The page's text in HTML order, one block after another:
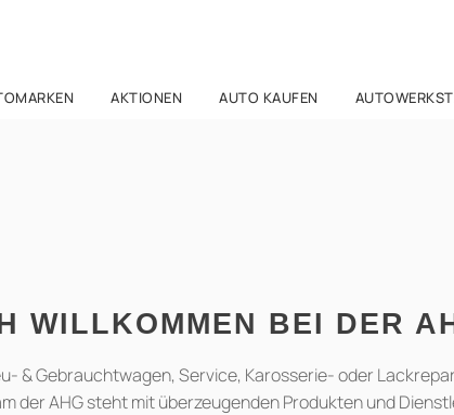
AKTIONEN AUTO KAUFEN
WILLKOMMEN BEI DER
& Gebrauchtwagen, Service, Karosserie- oder
der AHG steht mit überzeugenden Produkten und